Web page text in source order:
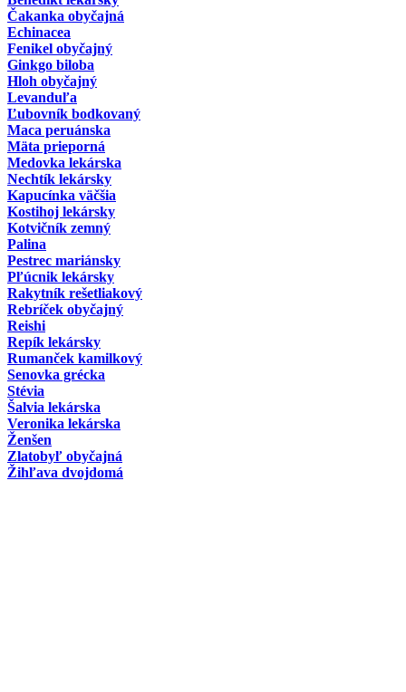
Čakanka obyčajná
Echinacea
Fenikel obyčajný
Ginkgo biloba
Hloh obyčajný
Levanduľa
Ľubovník bodkovaný
Maca peruánska
Mäta prieporná
Medovka lekárska
Nechtík lekársky
Kapucínka väčšia
Kostihoj lekársky
Kotvičník zemný
Palina
Pestrec mariánsky
Pľúcnik lekársky
Rakytník rešetliakový
Rebríček obyčajný
Reishi
Repík lekársky
Rumanček kamilkový
Senovka grécka
Stévia
Šalvia lekárska
Veronika lekárska
Ženšen
Zlatobyľ obyčajná
Žihľava dvojdomá